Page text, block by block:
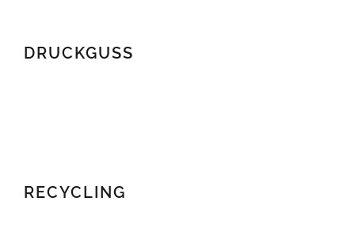
DRUCKGUSS
RECYCLING